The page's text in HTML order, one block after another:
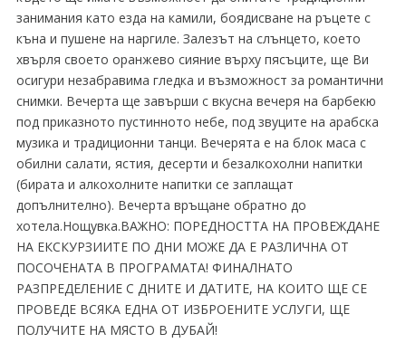
занимания като езда на камили, боядисване на ръцете с
къна и пушене на наргиле. Залезът на слънцето, което
хвърля своето оранжево сияние върху пясъците, ще Ви
осигури незабравима гледка и възможност за романтични
снимки. Вечерта ще завърши с вкусна вечеря на барбекю
под приказното пустинното небе, под звуците на арабска
музика и традиционни танци. Вечерята е на блок маса с
обилни салати, ястия, десерти и безалкохолни напитки
(бирата и алкохолните напитки се заплащат
допълнително). Вечерта връщане обратно до
хотела.Нощувка.ВАЖНО: ПОРЕДНОСТТА НА ПРОВЕЖДАНЕ
НА ЕКСКУРЗИИТЕ ПО ДНИ МОЖЕ ДА Е РАЗЛИЧНА ОТ
ПОСОЧЕНАТА В ПРОГРАМАТА! ФИНАЛНАТО
РАЗПРЕДЕЛЕНИЕ С ДНИТЕ И ДАТИТЕ, НА КОИТО ЩЕ СЕ
ПРОВЕДЕ ВСЯКА ЕДНА ОТ ИЗБРОЕНИТЕ УСЛУГИ, ЩЕ
ПОЛУЧИТЕ НА МЯСТО В ДУБАЙ!